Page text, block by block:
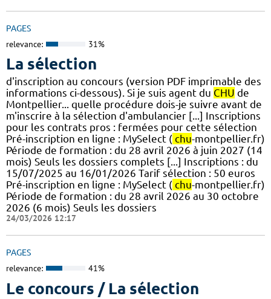
PAGES
relevance: 31%
La sélection
d'inscription au concours (version PDF imprimable des
informations ci-dessous). Si je suis agent du CHU de
Montpellier... quelle procédure dois-je suivre avant de
m'inscrire à la sélection d'ambulancier [...] Inscriptions
pour les contrats pros : fermées pour cette sélection
Pré-inscription en ligne : MySelect ( chu-montpellier.fr)
Période de formation : du 28 avril 2026 à juin 2027 (14
mois) Seuls les dossiers complets [...] Inscriptions : du
15/07/2025 au 16/01/2026 Tarif sélection : 50 euros
Pré-inscription en ligne : MySelect ( chu-montpellier.fr)
Période de formation : du 28 avril 2026 au 30 octobre
2026 (6 mois) Seuls les dossiers
24/03/2026 12:17
PAGES
relevance: 41%
Le concours / La sélection